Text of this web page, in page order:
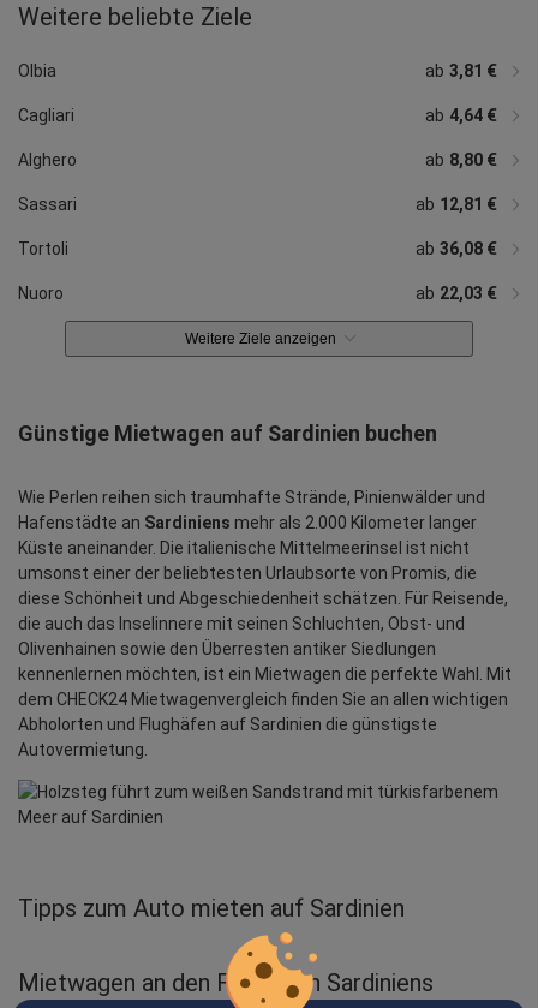
Weitere beliebte Ziele
Olbia ab 3,81 €
Cagliari ab 4,64 €
Alghero ab 8,80 €
Sassari ab 12,81 €
Tortoli ab 36,08 €
Nuoro ab 22,03 €
Oristano
Porto Cervo
Weitere Ziele anzeigen
Günstige Mietwagen auf Sardinien buchen
Wie Perlen reihen sich traumhafte Strände, Pinienwälder und
Hafenstädte an Sardiniens mehr als 2.000 Kilometer langer
Küste aneinander. Die italienische Mittelmeerinsel ist nicht
umsonst einer der beliebtesten Urlaubsorte von Promis, die
diese Schönheit und Abgeschiedenheit schätzen. Für Reisende,
die auch das Inselinnere mit seinen Schluchten, Obst- und
Olivenhainen sowie den Überresten antiker Siedlungen
kennenlernen möchten, ist ein Mietwagen die perfekte Wahl. Mit
dem CHECK24 Mietwagenvergleich finden Sie an allen wichtigen
Abholorten und Flughäfen auf Sardinien die günstigste
Autovermietung.
Tipps zum Auto mieten auf Sardinien
Mietwagen an den Flughäfen Sardiniens